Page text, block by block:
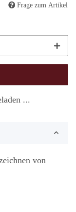
Frage zum Artikel
...
von